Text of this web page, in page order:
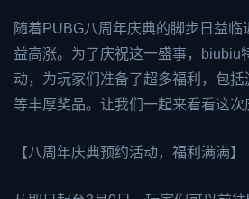
随着PUBG八周年庆典的脚步日益临
益高涨。为了庆祝这一盛事，biubiu
动，为玩家们准备了超多福利，包
等丰厚奖品。让我们一起来看看这次
【八周年庆典预约活动，福利满满】